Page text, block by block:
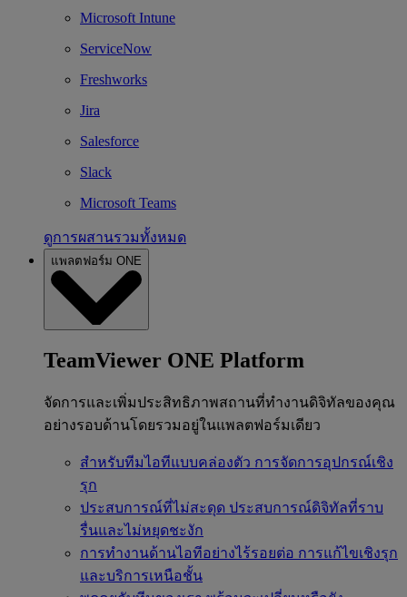
Microsoft Intune
ServiceNow
Freshworks
Jira
Salesforce
Slack
Microsoft Teams
ดูการผสานรวมทั้งหมด
แพลตฟอร์ม ONE
TeamViewer ONE Platform
จัดการและเพิ่มประสิทธิภาพสถานที่ทำงานดิจิทัลของคุณ
อย่างรอบด้านโดยรวมอยู่ในแพลตฟอร์มเดียว
สำหรับทีมไอทีแบบคล่องตัว การจัดการอุปกรณ์เชิง
รุก
ประสบการณ์ที่ไม่สะดุด ประสบการณ์ดิจิทัลที่ราบ
รื่นและไม่หยุดชะงัก
การทำงานด้านไอทีอย่างไร้รอยต่อ การแก้ไขเชิงรุก
และบริการเหนือชั้น